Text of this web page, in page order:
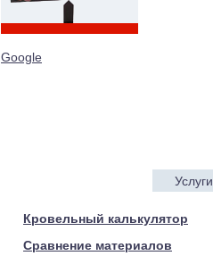
Google
Услуги
Кровельный калькулятор
Сравнение материалов